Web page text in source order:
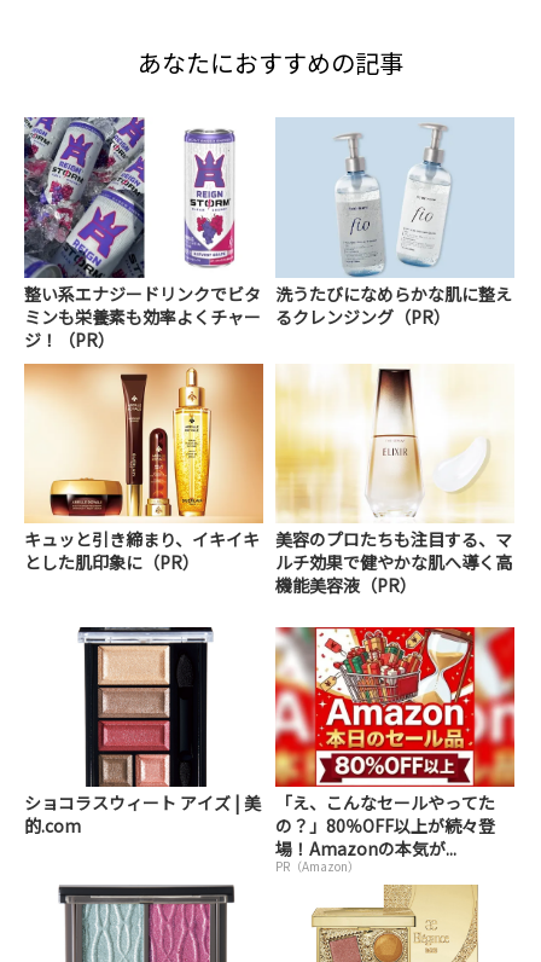
あなたにおすすめの記事
整い系エナジードリンクでビタ
ミンも栄養素も効率よくチャー
ジ！（PR）
洗うたびになめらかな肌に整え
るクレンジング（PR）
キュッと引き締まり、イキイキ
とした肌印象に（PR）
美容のプロたちも注目する、マ
ルチ効果で健やかな肌へ導く高
機能美容液（PR）
ショコラスウィート アイズ | 美
的.com
「え、こんなセールやってた
の？」80％OFF以上が続々登
場！Amazonの本気が...
PR（Amazon）